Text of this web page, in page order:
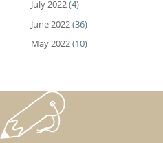
July 2022(4)
June 2022(36)
May 2022(10)